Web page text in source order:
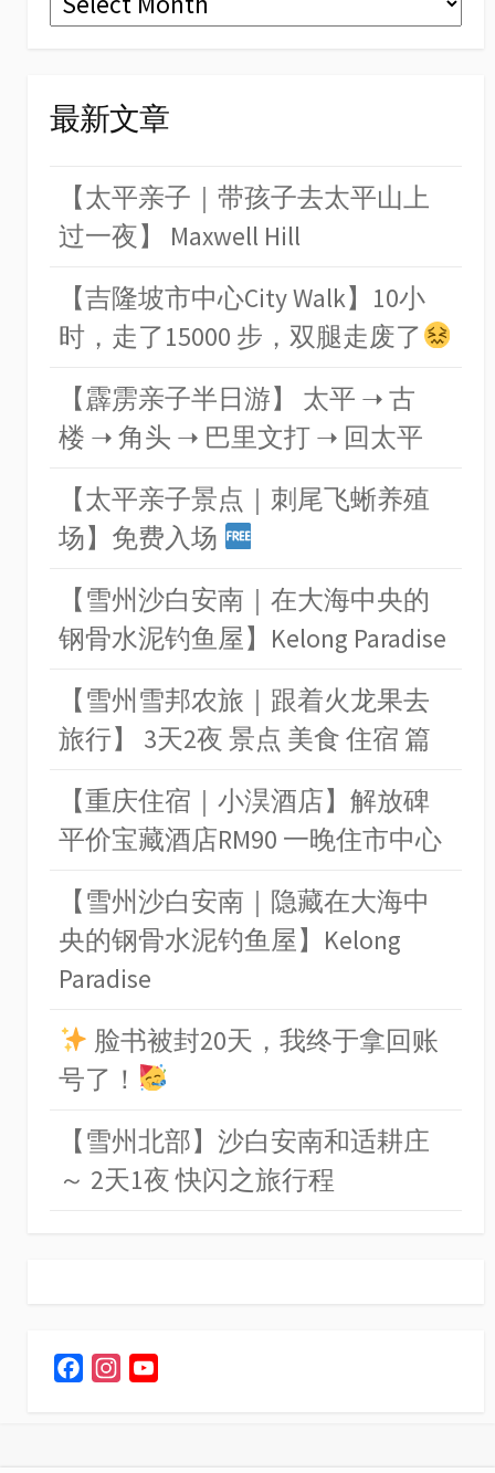
最新文章
【太平亲子｜带孩子去太平山上
过一夜】 Maxwell Hill
【吉隆坡市中心City Walk】10小
时，走了15000 步，双腿走废了
【霹雳亲子半日游】 太平 ➝ 古
楼 ➝ 角头 ➝ 巴里文打 ➝ 回太平
【太平亲子景点｜刺尾飞蜥养殖
场】免费入场
【雪州沙白安南｜在大海中央的
钢骨水泥钓鱼屋】Kelong Paradise
【雪州雪邦农旅｜跟着火龙果去
旅行】 3天2夜 景点 美食 住宿 篇
【重庆住宿｜小淏酒店】解放碑
平价宝藏酒店RM90 一晚住市中心
【雪州沙白安南｜隐藏在大海中
央的钢骨水泥钓鱼屋】Kelong
Paradise
脸书被封20天，我终于拿回账
号了！
【雪州北部】沙白安南和适耕庄
～ 2天1夜 快闪之旅行程